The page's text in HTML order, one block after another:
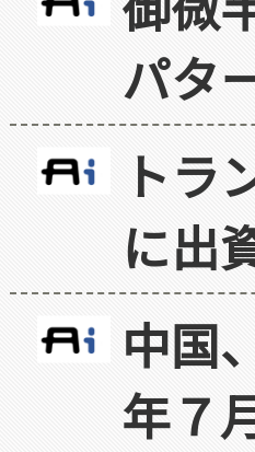
パタ
トラ
に出
中国
年７